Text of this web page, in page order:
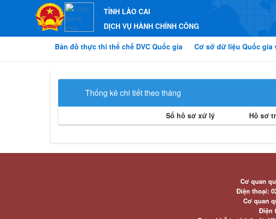
TỈNH LÀO CAI
DỊCH VỤ HÀNH CHÍNH CÔNG
Bản đồ thực thi thể chế DVC Quốc gia Cơ sở dữ liệu Quốc gia
Thống kê chi tiết theo tháng
Số hồ sơ xử lý Hồ sơ
Cơ quan
Điện thoại:
Cơ quan
Điện